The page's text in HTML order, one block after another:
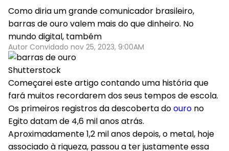
Como diria um grande comunicador brasileiro,
barras de ouro valem mais do que dinheiro. No
mundo digital, também
Autor Convidado nov 25, 2023, 9:00AM
Shutterstock
Começarei este artigo contando uma história que
fará muitos recordarem dos seus tempos de escola.
Os primeiros registros da descoberta doouro no
Egito datam de 4,6 mil anos atrás.
Aproximadamente 1,2 mil anos depois, o metal, hoje
associado à riqueza, passou a ter justamente essa